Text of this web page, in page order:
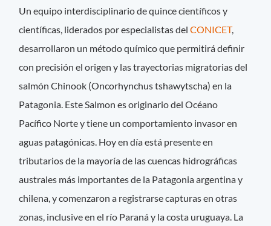
Un equipo interdisciplinario de quince científicos y
científicas, liderados por especialistas delCONICET,
desarrollaron un método químico que permitirá definir
con precisión el origen y las trayectorias migratorias del
salmón Chinook (Oncorhynchus tshawytscha) en la
Patagonia. Este Salmon es originario del Océano
Pacífico Norte y tiene un comportamiento invasor en
aguas patagónicas. Hoy en día está presente en
tributarios de la mayoría de las cuencas hidrográficas
australes más importantes de la Patagonia argentina y
chilena, y comenzaron a registrarse capturas en otras
zonas, inclusive en el río Paraná y la costa uruguaya. La